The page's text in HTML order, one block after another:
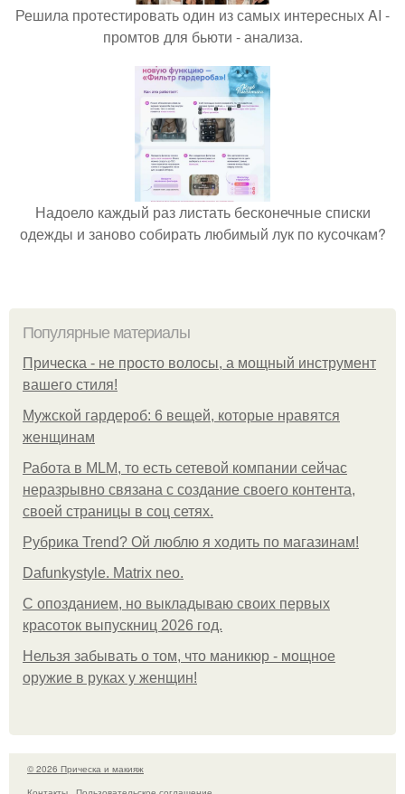
Решила протестировать один из самых интересных AI -
промтов для бьюти - анализа.
Надоело каждый раз листать бесконечные списки
одежды и заново собирать любимый лук по кусочкам?
Популярные материалы
Прическа - не просто волосы, а мощный инструмент
вашего стиля!
Мужской гардероб: 6 вещей, которые нравятся
женщинам
Работа в MLM, то есть сетевой компании сейчас
неразрывно связана с создание своего контента,
своей страницы в соц сетях.
Рубрика Trend? Ой люблю я ходить по магазинам!
Dafunkystyle. Matrix neo.
С опозданием, но выкладываю своих первых
красоток выпускниц 2026 год.
Нельзя забывать о том, что маникюр - мощное
оружие в руках у женщин!
© 2026 Прическа и макияж